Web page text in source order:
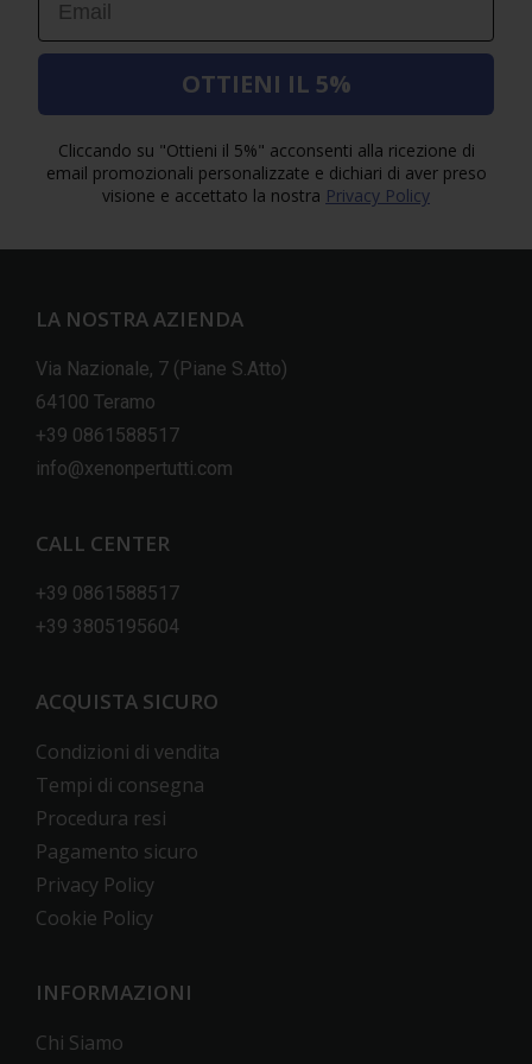
OTTIENI IL 5%
Cliccando su "Ottieni il 5%" acconsenti alla ricezione di
email promozionali personalizzate e dichiari di aver preso
visione e accettato la nostra Privacy Policy
LA NOSTRA AZIENDA
Via Nazionale, 7 (Piane S.Atto)
64100 Teramo
+39 0861588517
info@xenonpertutti.com
CALL CENTER
+39 0861588517
+39 3805195604
ACQUISTA SICURO
Condizioni di vendita
Tempi di consegna
Procedura resi
Pagamento sicuro
Privacy Policy
Cookie Policy
INFORMAZIONI
Chi Siamo